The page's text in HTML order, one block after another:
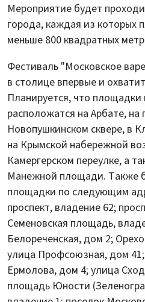
Мероприятие будет
города, каждая из которых
меньше 800 квадратных
Фестиваль "Московское
в столице впервые и
Планируется, что площадки
расположатся на Арбате,
Новопушкинском сквере, в
на Крымской набережной
Камергерском переулке, а
Манежной площади. Также
площадки по следующим
проспект, владение 62;
Семеновская площадь,
Белореченская, дом 2;
улица Профсоюзная, дом 41;
Ермолова, дом 4; улица
площадь Юности